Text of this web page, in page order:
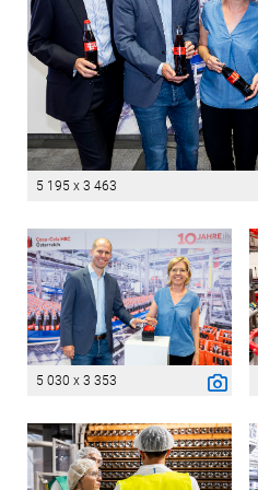
5 195 x 3 463
5 030 x 3 353